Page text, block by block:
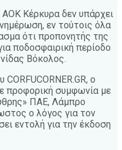
Κέρκυρα δεν υπάρχει
εν τούτοις όλα
ότι προπονητής της
ποδοσφαιρική περίοδο
Βόκολος.
ο
προφορική συμφωνία με
ΠΑΕ, Λάμπρο
ο λόγος για τον
εντολή για την έκδοση